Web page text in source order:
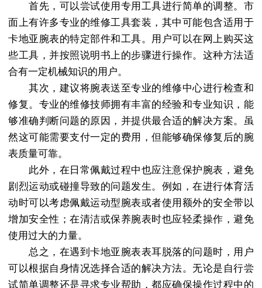
首先，可以尝试使用专用工具进行简单的调整。市
面上有许多专业的维修工具套装，其中可能包含适用于
卡地亚腕表的特定部件和工具。用户可以在网上购买这
些工具，并按照说明书上的步骤进行操作。这种方法适
合有一定机械知识的用户。
其次，建议将腕表送至专业的维修中心进行检查和
修复。专业的维修技师拥有丰富的经验和专业知识，能
够准确判断问题的原因，并提供最合适的解决方案。虽
然这可能需要支付一定的费用，但能够确保修复后的腕
表质量可靠。
此外，在日常佩戴过程中也应注意保护腕表，避免
剧烈运动或碰撞导致的问题发生。例如，在进行体育活
动时可以考虑佩戴运动型腕表或者使用额外的安全带以
增加安全性；在清洁或保养腕表时也应轻柔操作，避免
使用过大的力量。
总之，在遇到卡地亚腕表表耳脱落的问题时，用户
可以根据自身情况选择合适的解决方法。无论是自行尝
试简单调整还是寻求专业帮助，都应确保操作过程中的